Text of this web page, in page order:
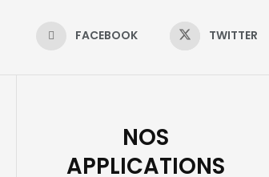
FACEBOOK TWITTER
NOS
APPLICATIONS